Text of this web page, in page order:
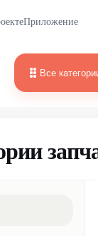
Приложение
Все